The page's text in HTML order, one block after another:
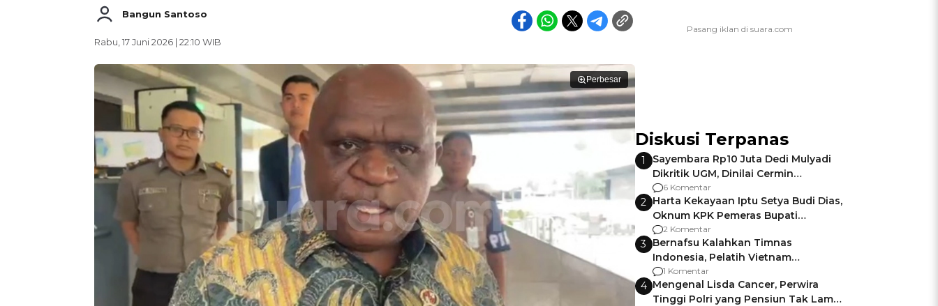
Bangun Santoso
Rabu, 17 Juni 2026 | 22:10 WIB
Perbesar
Diskusi Terpanas
1
Sayembara Rp10 Juta Dedi Mulyadi
Dikritik UGM, Dinilai Cermin
Gagalnya Negara Jamin Keamanan
6 Komentar
2 Harta Kekayaan Iptu Setya Budi Dias,
Oknum KPK Pemeras Bupati
Pemalang
2 Komentar
3 Bernafsu Kalahkan Timnas
Indonesia, Pelatih Vietnam
Berencana Pakai Jimat di Pakansari
1 Komentar
4 Mengenal Lisda Cancer, Perwira
Tinggi Polri yang Pensiun Tak Lama